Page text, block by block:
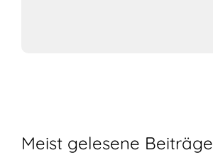
Meist gelesene Beiträge